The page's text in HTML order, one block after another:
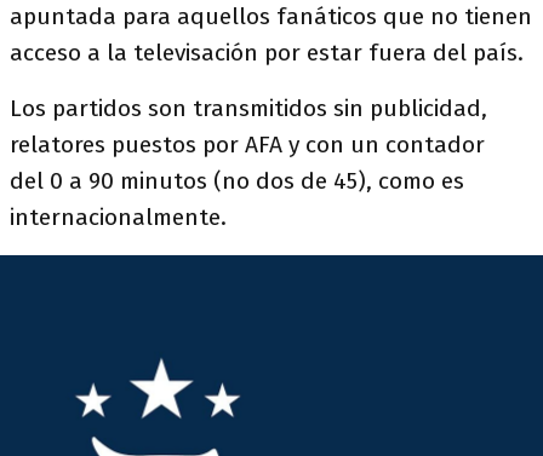
apuntada para aquellos fanáticos que no tienen
acceso a la televisación por estar fuera del país.
Los partidos son transmitidos sin publicidad,
relatores puestos por AFA y con un contador
del 0 a 90 minutos (no dos de 45), como es
internacionalmente.